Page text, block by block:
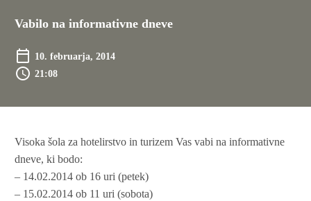
Vabilo na informativne dneve
10. februarja, 2014
21:08
Visoka šola za hotelirstvo in turizem Vas vabi na informativne
dneve, ki bodo:
– 14.02.2014 ob 16 uri (petek)
– 15.02.2014 ob 11 uri (sobota)